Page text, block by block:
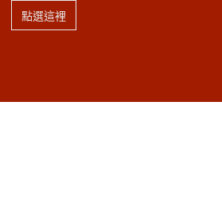
點選這裡